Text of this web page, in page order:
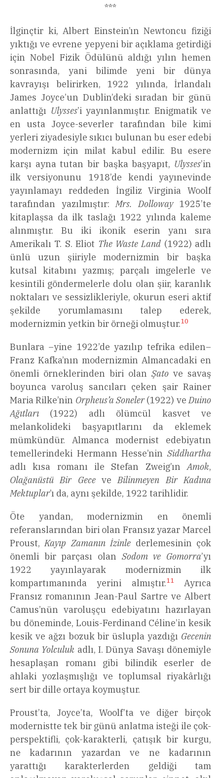
***
İlginçtir ki, Albert Einstein’ın Newtoncu fiziği
yıktığı ve evrene yepyeni bir açıklama getirdiği
için Nobel Fizik Ödülünü aldığı yılın hemen
sonrasında, yani bilimde yeni bir dünya
kavrayışı belirirken, 1922 yılında, İrlandalı
James Joyce’un Dublin’deki sıradan bir günü
anlattığı Ulysses’i yayınlanmıştır. Enigmatik ve
en usta Joyce-severler tarafından bile kimi
yerleri ziyadesiyle sıkıcı bulunan bu eser edebi
modernizm için milat kabul edilir. Bu esere
karşı ayna tutan bir başka başyapıt, Ulysses’in
ilk versiyonunu 1918’de kendi yayınevinde
yayınlamayı reddeden İngiliz Virginia Woolf
tarafından yazılmıştır: Mrs. Dolloway1925’te
kitaplaşsa da ilk taslağı 1922 yılında kaleme
alınmıştır. Bu iki ikonik eserin yanı sıra
Amerikalı T. S. Eliot The Waste Land (1922) adlı
ünlü uzun şiiriyle modernizmin bir başka
kutsal kitabını yazmış; parçalı imgelerle ve
kesintili göndermelerle dolu olan şiir, karanlık
noktaları ve sessizlikleriyle, okurun eseri aktif
şekilde yorumlamasını talep ederek,
modernizmin yetkin bir örneği olmuştur.10
Bunlara –yine 1922’de yazılıp tefrika edilen–
Franz Kafka’nın modernizmin Almancadaki en
önemli örneklerinden biri olan Şato ve savaş
boyunca varoluş sancıları çeken şair Rainer
Maria Rilke’nin Orpheus’a Soneler(1922) ve Duino
Ağıtları (1922) adlı ölümcül kasvet ve
melankolideki başyapıtlarını da eklemek
mümkündür. Almanca modernist edebiyatın
temellerindeki Hermann Hesse’nin Siddhartha
adlı kısa romanı ile Stefan Zweig’ın Amok,
Olağanüstü Bir Geceve Bilinmeyen Bir Kadına
Mektuplar’ı da, aynı şekilde, 1922 tarihlidir.
Öte yandan, modernizmin en önemli
referanslarından biri olan Fransız yazar Marcel
Proust, Kayıp Zamanın İzinle derlemesinin çok
önemli bir parçası olan Sodom ve Gomorra’yı
1922 yayınlayarak modernizmin ilk
kompartımanında yerini almıştır.11Ayrıca
Fransız romanının Jean-Paul Sartre ve Albert
Camus’nün varoluşçu edebiyatını hazırlayan
bu döneminde, Louis-Ferdinand Céline’in kesik
kesik ve ağzı bozuk bir üslupla yazdığı Gecenin
Sonuna Yolculuk adlı, I. Dünya Savaşı dönemiyle
hesaplaşan romanı gibi bilindik eserler de
ahlaki yozlaşmışlığı ve toplumsal riyakârlığı
sert bir dille ortaya koymuştur.
Proust’ta, Joyce’ta, Woolf’ta ve diğer birçok
modernistte tek bir günü anlatma isteği ile çok-
perspektifli, çok-karakterli, çatışık bir kurgu,
ne kadarının yazardan ve ne kadarının
yarattığı karakterlerden geldiği tam